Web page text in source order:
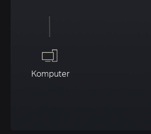
Komputer